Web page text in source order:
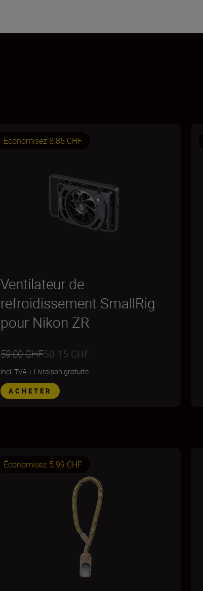
Économisez 8.85 CHF
Ventilateur de
refroidissement SmallRig
pour Nikon ZR
59.00 CHF50.15 CHF
incl. TVA+ Livraison gratuite
ACHETER
Économisez 5.99 CHF